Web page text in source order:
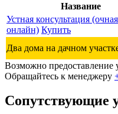
Название
Устная консультация
онлайн) Купить
Два дома на дачном
Возможно предоставление
Обращайтесь к менеджеру
Сопутствующие